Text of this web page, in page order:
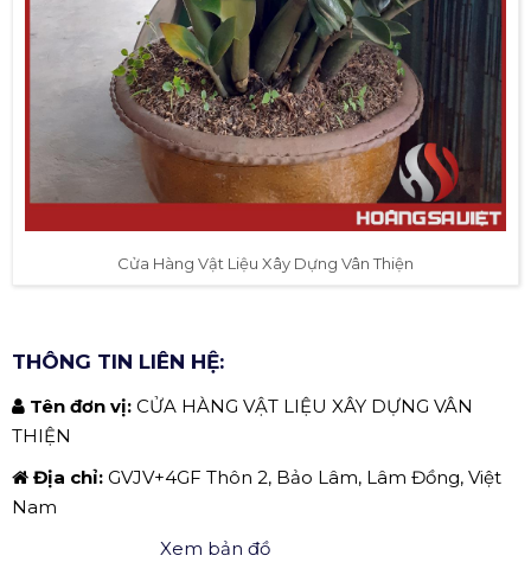
Cửa Hàng Vật Liệu Xây Dựng Vân Thiện
THÔNG TIN LIÊN HỆ:
Tên đơn vị: CỬA HÀNG VẬT LIỆU XÂY DỰNG VÂN
THIỆN
Địa chỉ: GVJV+4GF Thôn 2, Bảo Lâm, Lâm Đồng, Việt
Nam
Xem bản đồ